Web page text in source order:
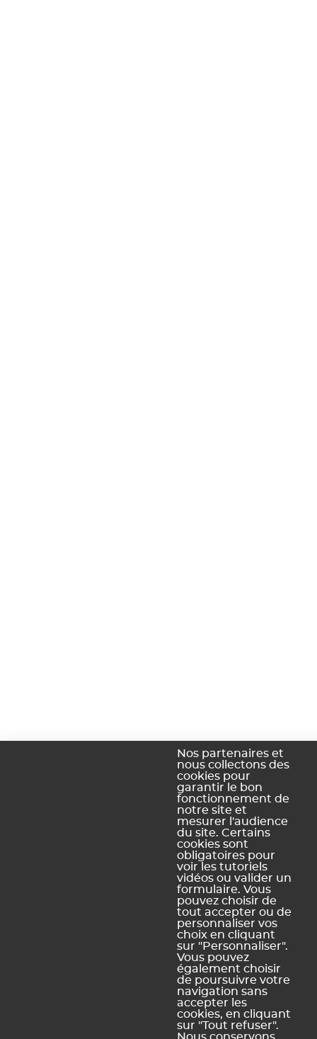
Nos partenaires et
nous collectons des
cookies pour
garantir le bon
fonctionnement de
notre site et
mesurer l'audience
du site. Certains
cookies sont
obligatoires pour
voir les tutoriels
vidéos ou valider un
formulaire. Vous
pouvez choisir de
tout accepter ou de
personnaliser vos
choix en cliquant
sur "Personnaliser".
Vous pouvez
également choisir
de poursuivre votre
navigation sans
accepter les
cookies, en cliquant
sur "Tout refuser".